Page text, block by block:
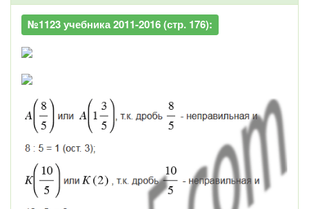
№1123 учебника 2011-2016 (стр. 176):